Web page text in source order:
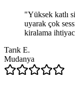
"Yüksek katlı
uyarak çok
kiralama
Tarık E.
Mudanya